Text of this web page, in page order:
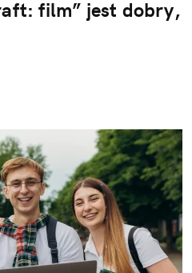
film” jest dobry,